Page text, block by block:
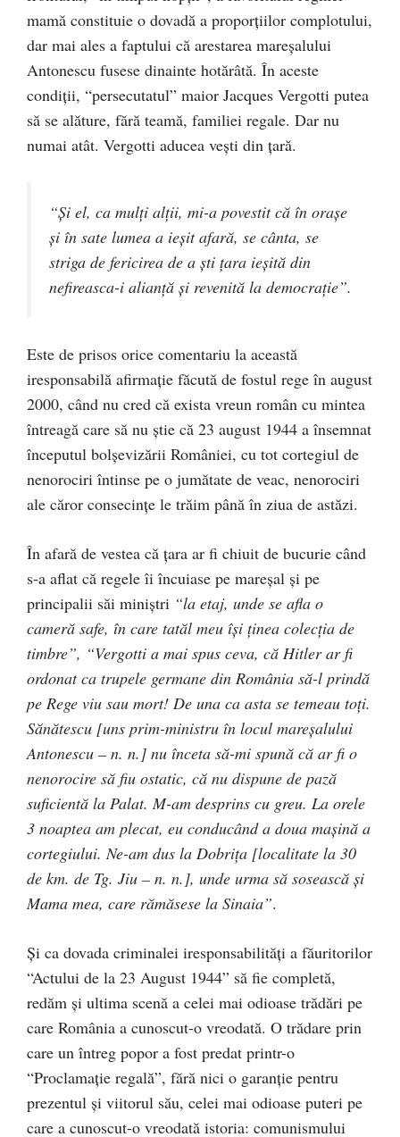
mamă constituie o dovadă a proporţiilor complotului,
dar mai ales a faptului că arestarea mareşalului
Antonescu fusese dinainte hotărâtă. În aceste
condiţii, “persecutatul” maior Jacques Vergotti putea
să se alăture, fără teamă, familiei regale. Dar nu
numai atât. Vergotti aducea veşti din ţară.
“Şi el, ca mulţi alţii, mi-a povestit că în oraşe
şi în sate lumea a ieşit afară, se cânta, se
striga de fericirea de a şti ţara ieşită din
nefireasca-i alianţă şi revenită la democraţie”.
Este de prisos orice comentariu la această
iresponsabilă afirmaţie făcută de fostul rege în august
2000, când nu cred că exista vreun român cu mintea
întreagă care să nu ştie că 23 august 1944 a însemnat
începutul bolşevizării României, cu tot cortegiul de
nenorociri întinse pe o jumătate de veac, nenorociri
ale căror consecinţe le trăim până în ziua de astăzi.
În afară de vestea că ţara ar fi chiuit de bucurie când
s-a aflat că regele îi încuiase pe mareşal şi pe
principalii săi miniştri “la etaj, unde se afla o
cameră safe, în care tatăl meu îşi ţinea colecţia de
timbre”, “Vergotti a mai spus ceva, că Hitler ar fi
ordonat ca trupele germane din România să-l prindă
pe Rege viu sau mort! De una ca asta se temeau toţi.
Sănătescu [uns prim-ministru în locul mareşalului
Antonescu – n. n.] nu înceta să-mi spună că ar fi o
nenorocire să fiu ostatic, că nu dispune de pază
suficientă la Palat. M-am desprins cu greu. La orele
3 noaptea am plecat, eu conducând a doua maşină a
cortegiului. Ne-am dus la Dobriţa [localitate la 30
de km. de Tg. Jiu – n. n.], unde urma să sosească şi
Mama mea, care rămăsese la Sinaia”.
Şi ca dovada criminalei iresponsabilităţi a făuritorilor
“Actului de la 23 August 1944” să fie completă,
redăm şi ultima scenă a celei mai odioase trădări pe
care România a cunoscut-o vreodată. O trădare prin
care un întreg popor a fost predat printr-o
“Proclamaţie regală”, fără nici o garanţie pentru
prezentul şi viitorul său, celei mai odioase puteri pe
care a cunoscut-o vreodată istoria: comunismului